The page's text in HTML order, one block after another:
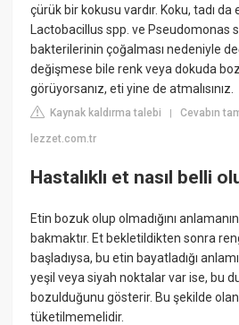
çürük bir kokusu vardır. Koku, tadı da
Lactobacillus spp. ve Pseudomonas
bakterilerinin çoğalması nedeniyle
değişmese bile renk veya dokuda
görüyorsanız, eti yine de atmalısınız.
Kaynak kaldırma talebi |Cevabın
lezzet.com.tr
Hastalıklı et nasıl belli
Etin bozuk olup olmadığını
bakmaktır. Et bekletildikten sonra
başladıysa, bu etin bayatladığı
yeşil veya siyah noktalar var ise, bu
bozulduğunu gösterir. Bu şekilde
tüketilmemelidir.